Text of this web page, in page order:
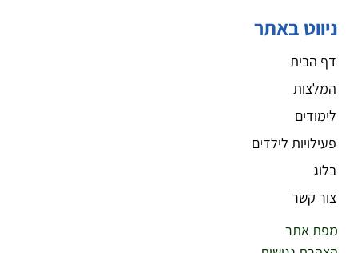
ניווט באתר
דף הבית
המלצות
לימודים
פעילויות לילדים
בלוג
צור קשר
מפת אתר